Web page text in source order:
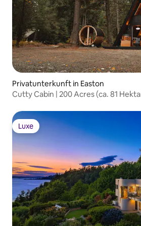
Privatunterkunft in Easton
Cutty Cabin | 200 Acres (ca. 81
Luxe
Luxe